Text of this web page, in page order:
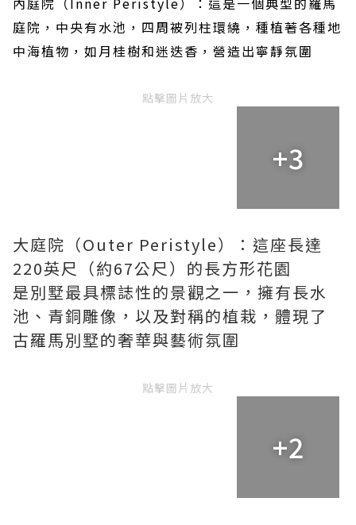
庭院，中央有水池，四周被列柱環繞，種植著各種地
中海植物，如月桂樹和迷迭香，營造出寧靜氛圍
點擊圖片放大
+3
大庭院（Outer Peristyle）：這座長達
220英尺（約67公尺）的長方形花園
是別墅最具標誌性的景觀之一，擁有長水
池、青銅雕像，以及對稱的植栽，體現了
古羅馬別墅的奢華與藝術氛圍
點擊圖片放大
+2